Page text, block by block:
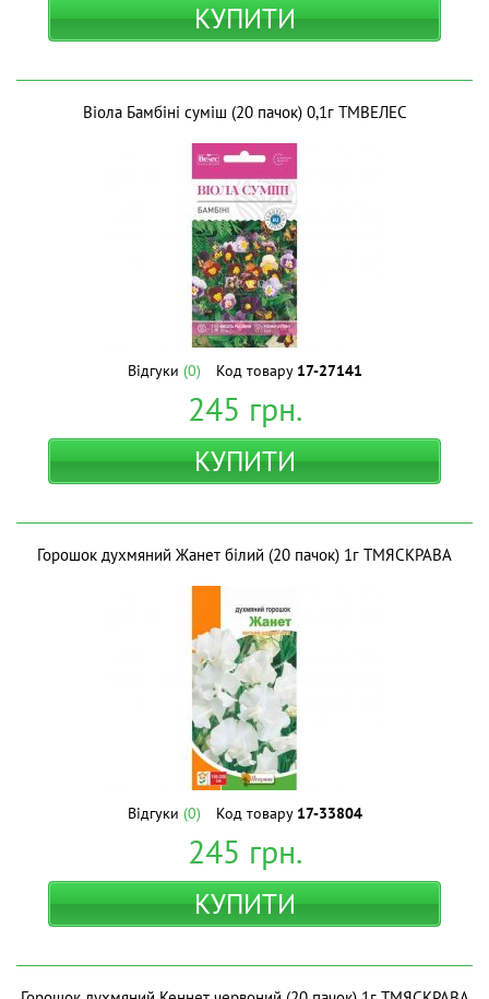
КУПИТИ
Віола Бамбіні суміш (20 пачок) 0,1г ТМВЕЛЕС
Відгуки (0) Код товару 17-27141
245 грн.
КУПИТИ
Горошок духмяний Жанет білий (20 пачок) 1г ТМЯСКРАВА
Відгуки (0) Код товару 17-33804
245 грн.
КУПИТИ